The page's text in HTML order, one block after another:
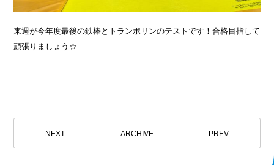
来週が今年度最後の鉄棒とトランポリンのテストです！合格目指して
頑張りましょう☆
NEXT ARCHIVE PREV